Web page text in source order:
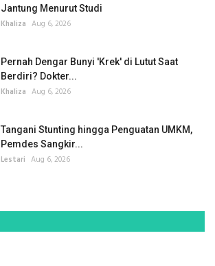
Jantung Menurut Studi
Khaliza Aug 6, 2026
Pernah Dengar Bunyi 'Krek' di Lutut Saat
Berdiri? Dokter...
Khaliza Aug 6, 2026
Tangani Stunting hingga Penguatan UMKM,
Pemdes Sangkir...
Lestari Aug 6, 2026